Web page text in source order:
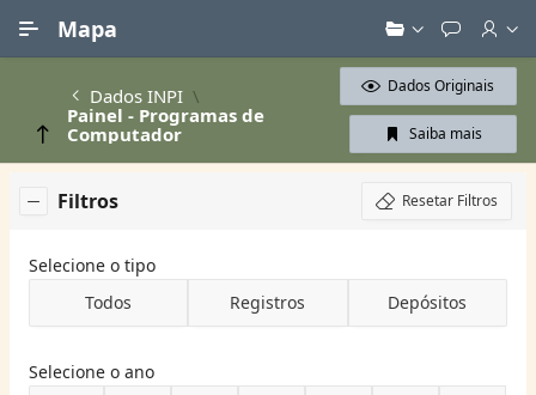
Mapa
Dados INPI
Painel - Programas de
Computador
Dados Originais
Saiba mais
Filtros Resetar Filtros
Selecione o tipo
Todos
Registros Depósitos
Selecione o ano